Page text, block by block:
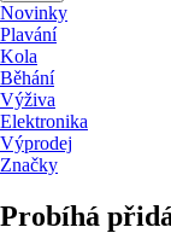
Novinky
Plavání
Kola
Běhání
Výživa
Elektronika
Výprodej
Značky
Probíhá